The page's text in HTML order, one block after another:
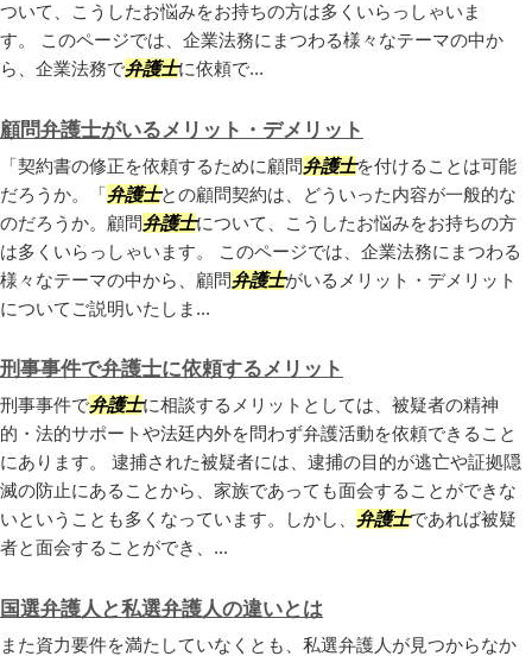
ついて、こうしたお悩みをお持ちの方は多くいらっしゃいま
す。 このページでは、企業法務にまつわる様々なテーマの中か
ら、企業法務で弁護士に依頼で...
顧問弁護士がいるメリット・デメリット
「契約書の修正を依頼するために顧問弁護士を付けることは可能
だろうか。「弁護士との顧問契約は、どういった内容が一般的な
のだろうか。顧問弁護士について、こうしたお悩みをお持ちの方
は多くいらっしゃいます。 このページでは、企業法務にまつわる
様々なテーマの中から、顧問弁護士がいるメリット・デメリット
についてご説明いたしま...
刑事事件で弁護士に依頼するメリット
刑事事件で弁護士に相談するメリットとしては、被疑者の精神
的・法的サポートや法廷内外を問わず弁護活動を依頼できること
にあります。 逮捕された被疑者には、逮捕の目的が逃亡や証拠隠
滅の防止にあることから、家族であっても面会することができな
いということも多くなっています。しかし、 弁護士であれば被疑
者と面会することができ、...
国選弁護人と私選弁護人の違いとは
また資力要件を満たしていなくとも、私選弁護人が見つからなか